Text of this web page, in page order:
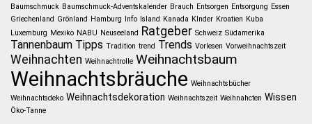
Baumschmuck Baumschmuck-Adventskalender Brauch Entsorgen Entsorgung Essen
Griechenland Grönland Hamburg Info Island Kanada KInder Kroatien Kuba
Luxemburg Mexiko NABU Neuseeland Ratgeber Schweiz Südamerika
Tannenbaum Tipps Tradition trend Trends Vorlesen Vorweihnachtszeit
Weihnachten Weihnachtrolle Weihnachtsbaum
Weihnachtsbräuche Weihnachtsbücher
Weihnachtsdeko Weihnachtsdekoration Weihnachtszeit Weihnahcten Wissen
Öko-Tanne